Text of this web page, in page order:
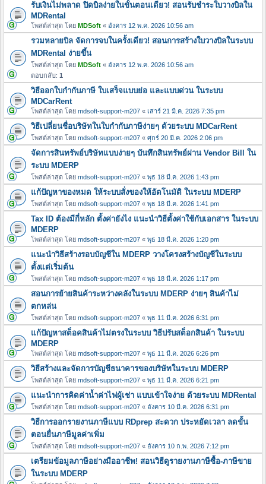
รับเงินไม่พลาด ปิดบิลง่ายในขั้นตอนเดียว! สอนรับชำระใบวางบิลใน
MDRental
โพสต์ล่าสุด โดย MDSoft « อังคาร 12 พ.ค. 2026 10:56 am
รวมหลายบิล จัดการจบในครั้งเดียว! สอนการสร้างใบวางบิลในระบบ
MDRental ง่ายขึ้น
โพสต์ล่าสุด โดย MDSoft « อังคาร 12 พ.ค. 2026 10:56 am
ตอบกลับ: 1
วิธีออกใบกำกับภาษี ใบเสร็จแบบย่อ และแบบด่วน ในระบบ
MDCarRent
โพสต์ล่าสุด โดย mdsoft-support-m207 « เสาร์ 21 มี.ค. 2026 7:35 pm
วิธีเปลี่ยนชื่อบริษัทในใบกำกับภาษีง่ายๆ ด้วยระบบ MDCarRent
โพสต์ล่าสุด โดย mdsoft-support-m207 « ศุกร์ 20 มี.ค. 2026 2:06 pm
จัดการสินทรัพย์บริษัทแบบง่ายๆ บันทึกสินทรัพย์ผ่าน Vendor Bill ใน
ระบบ MDERP
โพสต์ล่าสุด โดย mdsoft-support-m207 « พุธ 18 มี.ค. 2026 1:43 pm
แก้ปัญหาของหมด ให้ระบบสั่งของให้อัตโนมัติ ในระบบ MDERP
โพสต์ล่าสุด โดย mdsoft-support-m207 « พุธ 18 มี.ค. 2026 1:41 pm
Tax ID ต้องมีกี่หลัก ตั้งค่ายังไง แนะนำวิธีตั้งค่าใช้กับเอกสาร ในระบบ
MDERP
โพสต์ล่าสุด โดย mdsoft-support-m207 « พุธ 18 มี.ค. 2026 1:20 pm
แนะนำวิธีสร้างรอบบัญชีใน MDERP วางโครงสร้างบัญชีในระบบ
ตั้งแต่เริ่มต้น
โพสต์ล่าสุด โดย mdsoft-support-m207 « พุธ 18 มี.ค. 2026 1:17 pm
สอนการย้ายสินค้าระหว่างคลังในระบบ MDERP ง่ายๆ สินค้าไม่
ตกหล่น
โพสต์ล่าสุด โดย mdsoft-support-m207 « พุธ 11 มี.ค. 2026 6:31 pm
แก้ปัญหาสต็อคสินค้าไม่ตรงในระบบ วิธีปรับสต็อกสินค้า ในระบบ
MDERP
โพสต์ล่าสุด โดย mdsoft-support-m207 « พุธ 11 มี.ค. 2026 6:26 pm
วิธีสร้างและจัดการบัญชีธนาคารของบริษัทในระบบ MDERP
โพสต์ล่าสุด โดย mdsoft-support-m207 « พุธ 11 มี.ค. 2026 6:21 pm
แนะนำการคิดค่าน้ำค่าไฟผู้เช่า แบบเข้าใจง่าย ด้วยระบบ MDRental
โพสต์ล่าสุด โดย mdsoft-support-m207 « อังคาร 10 มี.ค. 2026 6:31 pm
วิธีการออกรายงานภาษีแบบ RDprep สะดวก ประหยัดเวลา ลดขั้น
ตอนยื่นภาษีมูลค่าเพิ่ม
โพสต์ล่าสุด โดย mdsoft-support-m207 « อังคาร 10 ก.พ. 2026 7:12 pm
เตรียมข้อมูลภาษีอย่างมืออาชีพ! สอนวิธีดูรายงานภาษีซื้อ-ภาษีขาย
ในระบบ MDERP